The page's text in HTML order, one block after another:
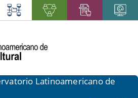
Latinoamericano de